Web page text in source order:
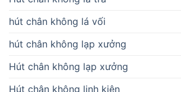
hút chân không lá vối
hút chân không lạp xưởng
Hút chân không lạp xưởng
Hút chân không linh kiện